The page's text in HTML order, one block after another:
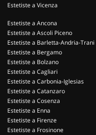
Estetiste a Vicenza
Estetiste a Ancona
Estetiste a Ascoli Piceno
Estetiste a Barletta-Andria-Trani
Estetiste a Bergamo
Estetiste a Bolzano
Estetiste a Cagliari
Estetiste a Carbonia-Iglesias
Estetiste a Catanzaro
Estetiste a Cosenza
Estetiste a Enna
Estetiste a Firenze
Estetiste a Frosinone